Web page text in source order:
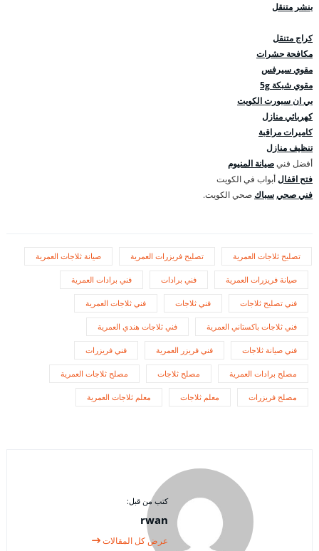
بنشر متنقل
كراج متنقل
مكافحة حشرات
مقوي سيرفس
مقوي شبكة 5g
بي ان سبورت الكويت
كهربائي منازل
كاميرات مراقبة
تنظيف منازل
أفضل فنيصيانة المنيوم
فتح اقفالأبواب في الكويت
فني صحيسباك صحي الكويت.
تصليح ثلاجات العمرية تصليح فريزرات العمرية صيانة ثلاجات العمرية
صيانة فريزرات العمرية فني برادات فني برادات العمرية
فني تصليح ثلاجات فني ثلاجات فني ثلاجات العمرية
فني ثلاجات باكستاني العمرية فني ثلاجات هندي العمرية
فني صيانة ثلاجات فني فريزر العمرية فني فريزرات
مصلح برادات العمرية مصلح ثلاجات مصلح ثلاجات العمرية
مصلح فريزرات معلم ثلاجات معلم ثلاجات العمرية
كتب من قبل:
rwan
عرض كل المقالات